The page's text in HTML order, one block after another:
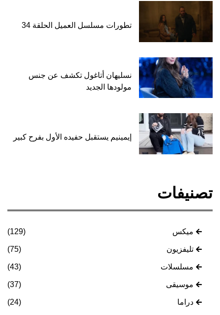
تطورات مسلسل العميل الحلقة 34
نسليهان أتاغول تكشف عن جنس
مولودها الجديد
إيمينيم يستقبل حفيده الأول بفرح كبير
تصنيفات
ميكس (129)
تليفزيون (75)
مسلسلات (43)
موسيقى (37)
دراما (24)